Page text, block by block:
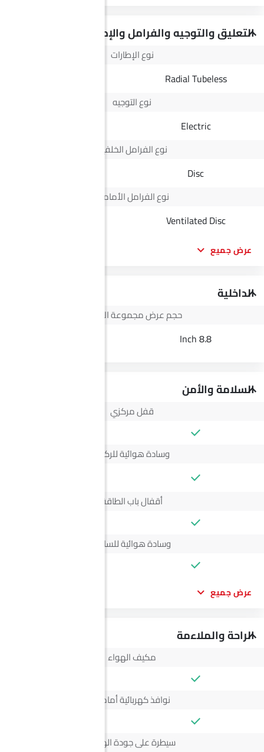
التعليق والتوجيه والفرامل والإطارات
نوع الإطارات
Radial Tubeless
نوع التوجيه
Electric
نوع الفرامل الخلفية
Disc
نوع الفرامل الأمامية
Ventilated Disc
عرض جميع
الداخلية
حجم عرض مجموعة الأجهزة
8.8 Inch
السلامة والأمن
قفل مركزي
وسادة هوائية للركاب
أقفال باب الطاقة
وسادة هوائية للسائق
عرض جميع
الراحة والملاءمة
مكيف الهواء
نوافذ كهربائية أمامية
سيطرة على جودة الهواء